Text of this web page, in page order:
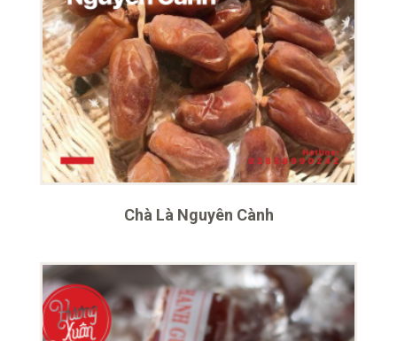
Chà Là Nguyên Cành